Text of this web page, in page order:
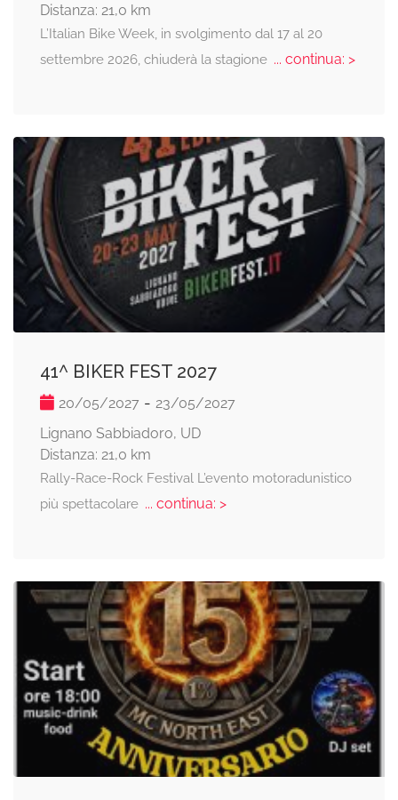
Distanza: 21,0 km
L’Italian Bike Week, in svolgimento dal 17 al 20
settembre 2026, chiuderà la stagione... continua: >
41^ BIKER FEST 2027
20/05/2027 - 23/05/2027
Lignano Sabbiadoro, UD
Distanza: 21,0 km
Rally-Race-Rock Festival L’evento motoradunistico
più spettacolare... continua: >